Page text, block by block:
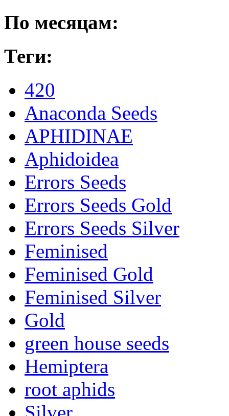
По месяцам:
Теги:
420
Anaconda Seeds
APHIDINAE
Aphidoidea
Errors Seeds
Errors Seeds Gold
Errors Seeds Silver
Feminised
Feminised Gold
Feminised Silver
Gold
green house seeds
Hemiptera
root aphids